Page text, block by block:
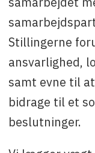
Stillingerne
ansvarlighed,
samt evne til
bidrage til et
beslutninger.